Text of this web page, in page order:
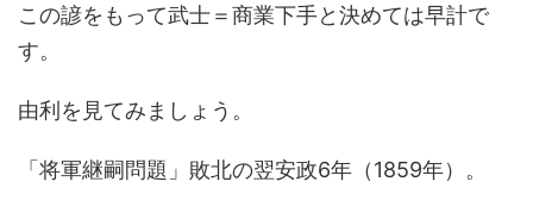
この諺をもって武士＝商業下手と決めては早計で
す。
由利を見てみましょう。
「将軍継嗣問題」敗北の翌安政6年（1859年）。